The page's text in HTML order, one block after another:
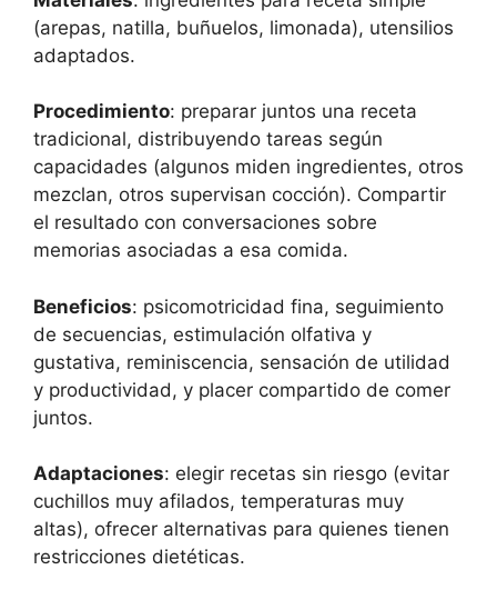
(arepas, natilla, buñuelos, limonada), utensilios
adaptados.
Procedimiento: preparar juntos una receta
tradicional, distribuyendo tareas según
capacidades (algunos miden ingredientes, otros
mezclan, otros supervisan cocción). Compartir
el resultado con conversaciones sobre
memorias asociadas a esa comida.
Beneficios: psicomotricidad fina, seguimiento
de secuencias, estimulación olfativa y
gustativa, reminiscencia, sensación de utilidad
y productividad, y placer compartido de comer
juntos.
Adaptaciones: elegir recetas sin riesgo (evitar
cuchillos muy afilados, temperaturas muy
altas), ofrecer alternativas para quienes tienen
restricciones dietéticas.